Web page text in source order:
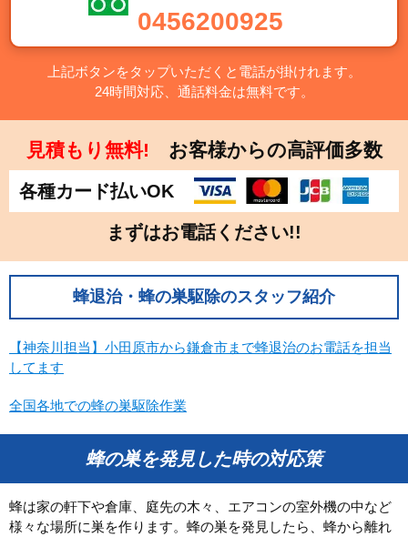
栃木県
群馬県
中部
石川県
福井県
山梨県
長野県
近畿
京都府
大阪府
和歌山県
中国・四国
鳥取県
島根県
岡山県
広島県
0456200925
上記ボタンをタップいただくと電話が掛けれます。
24時間対応、通話料金は無料です。
見積もり無料! お客様からの高評価多数
各種カード払いOK
まずはお電話ください!!
蜂退治・蜂の巣駆除のスタッフ紹介
【神奈川担当】小田原市から鎌倉市まで蜂退治のお電話を担当
してます
全国各地での蜂の巣駆除作業
蜂の巣を発見した時の対応策
蜂は家の軒下や倉庫、庭先の木々、エアコンの室外機の中など
様々な場所に巣を作ります。蜂の巣を発見したら、蜂から離れ